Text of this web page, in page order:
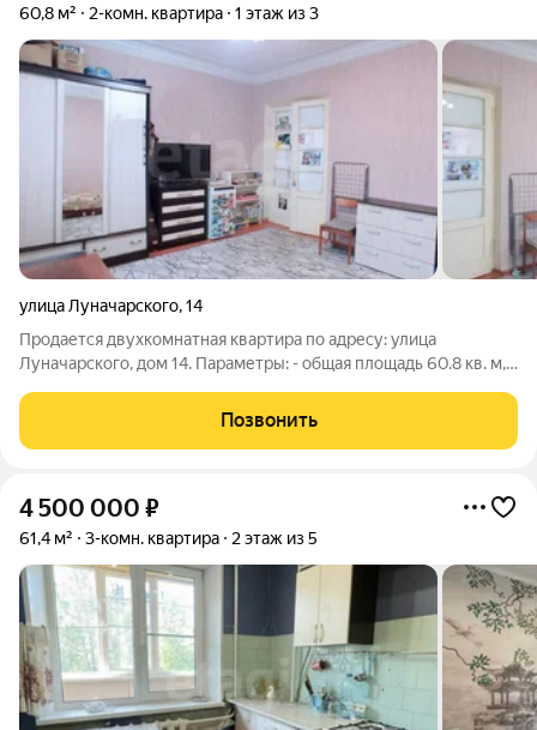
60,8 м² 2-комн. квартира 1 этаж из 3
улица Луначарского,14
Продается двухкомнатная квартира по адресу: улица
Луначарского, дом 14. Параметры: - общая площадь 60.8 кв. м,
после капитального ремонта, в 2027 году будет обновлен
фасад дома.
Позвонить
4 500 000 ₽
61,4 м² 3-комн. квартира 2 этаж из 5